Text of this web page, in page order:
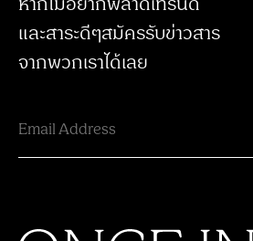
และสาระดีๆสมัครรับข่าวสาร
จากพวกเราได้เลย